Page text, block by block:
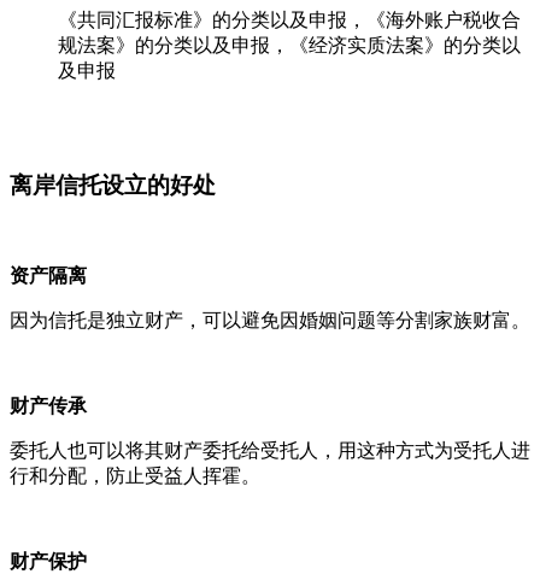
《共同汇报标准》的分类以及申报，《海外账户税收合
规法案》的分类以及申报，《经济实质法案》的分类以
及申报
离岸信托设立的好处
资产隔离
因为信托是独立财产，可以避免因婚姻问题等分割家族财富。
财产传承
委托人也可以将其财产委托给受托人，用这种方式为受托人进
行和分配，防止受益人挥霍。
财产保护